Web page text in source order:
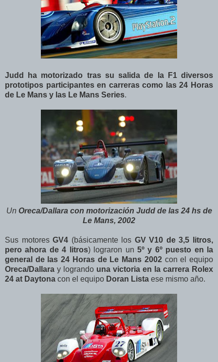
Judd ha motorizado tras su salida de la F1 diversos
prototipos participantes en carreras como las 24 Horas
de Le Mans y las Le Mans Series.
Un Oreca/Dallara con motorización Judd de las 24 hs de
Le Mans, 2002
Sus motoresGV4 (básicamente los GV V10 de 3,5 litros,
pero ahora de 4 litros) lograron un 5º y 6º puesto en la
general de las 24 Horas de Le Mans 2002con el equipo
Oreca/Dallara y logrando una victoria en la carrera Rolex
24 at Daytona con el equipo Doran Lista ese mismo año.